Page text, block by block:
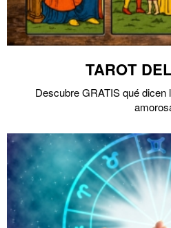
TAROT
Descubre GRATIS qué